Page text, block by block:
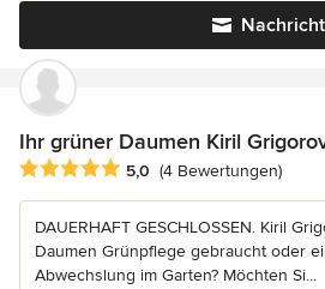
Nachricht
Ihr grüner Daumen Kiril
Durchschnittliche Bewertung: 5 von
5,0 (4 Bewertungen)
DAUERHAFT GESCHLOSSEN. Kiril
Daumen Grünpflege gebraucht oder
Abwechslung im Garten? Möchten Si...